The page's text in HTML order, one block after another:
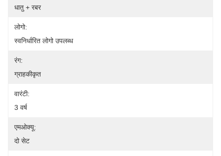
धातु + रबर
लोगो:
स्वनिर्धारित लोगो उपलब्ध
रंग:
ग्राहकीकृत
वारंटी:
3 वर्ष
एमओक्यू:
दो सेट